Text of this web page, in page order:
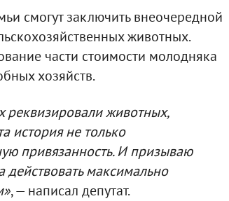
смогут заключить внеочередной
животных.
части стоимости молодняка
хозяйств.
реквизировали животных,
история не только
привязанность. И призываю
действовать максимально
, — написал депутат.